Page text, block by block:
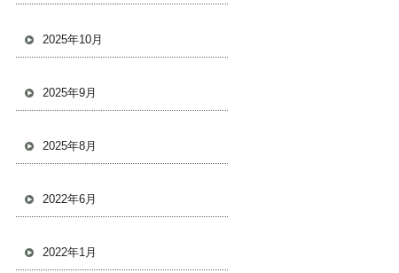
2025年10月
2025年9月
2025年8月
2022年6月
2022年1月